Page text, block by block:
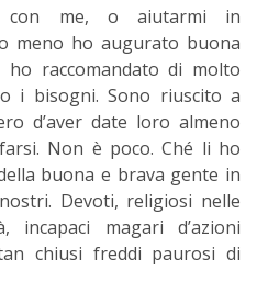
con me, o aiutarmi in
meno ho augurato buona
raccomandato di molto
i bisogni. Sono riuscito a
d’aver date loro almeno
Non è poco. Ché li ho
buona e brava gente in
Devoti, religiosi nelle
magari d’azioni
chiusi freddi paurosi di